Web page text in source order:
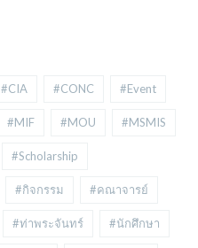
#CIA #CONC #Event
#MIF #MOU #MSMIS
#Scholarship
#กิจกรรม #คณาจารย์
#ท่าพระจันทร์ #นักศึกษา